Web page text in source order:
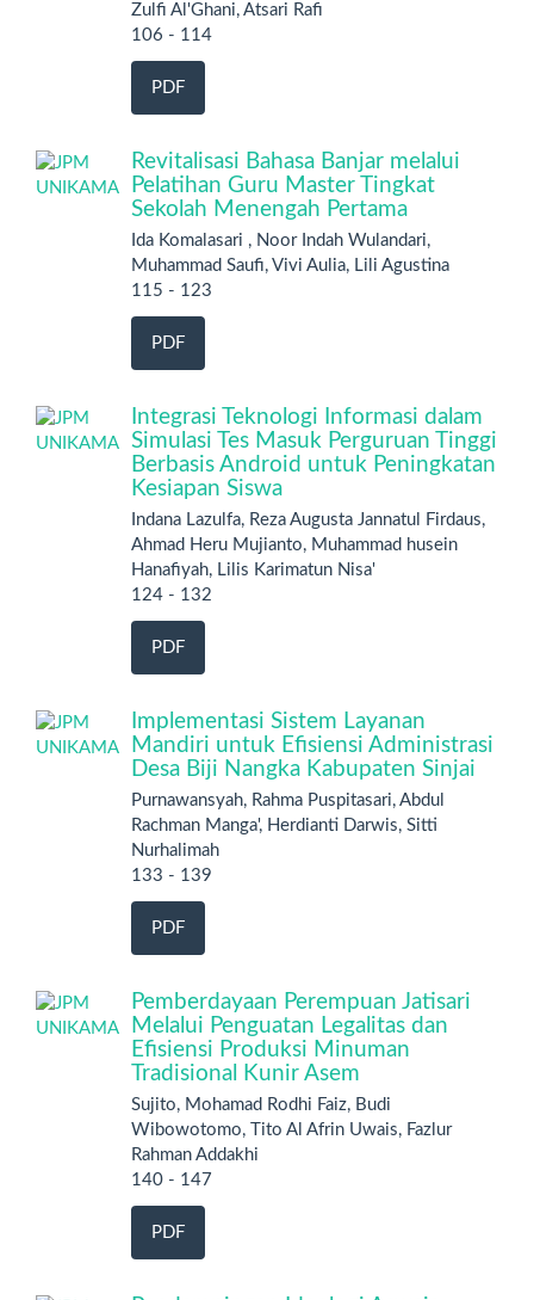
Zulfi Al'Ghani, Atsari Rafi
106 - 114
PDF
Revitalisasi Bahasa Banjar melalui
Pelatihan Guru Master Tingkat
Sekolah Menengah Pertama
Ida Komalasari , Noor Indah Wulandari,
Muhammad Saufi, Vivi Aulia, Lili Agustina
115 - 123
PDF
Integrasi Teknologi Informasi dalam
Simulasi Tes Masuk Perguruan Tinggi
Berbasis Android untuk Peningkatan
Kesiapan Siswa
Indana Lazulfa, Reza Augusta Jannatul Firdaus,
Ahmad Heru Mujianto, Muhammad husein
Hanafiyah, Lilis Karimatun Nisa'
124 - 132
PDF
Implementasi Sistem Layanan
Mandiri untuk Efisiensi Administrasi
Desa Biji Nangka Kabupaten Sinjai
Purnawansyah, Rahma Puspitasari, Abdul
Rachman Manga', Herdianti Darwis, Sitti
Nurhalimah
133 - 139
PDF
Pemberdayaan Perempuan Jatisari
Melalui Penguatan Legalitas dan
Efisiensi Produksi Minuman
Tradisional Kunir Asem
Sujito, Mohamad Rodhi Faiz, Budi
Wibowotomo, Tito Al Afrin Uwais, Fazlur
Rahman Addakhi
140 - 147
PDF